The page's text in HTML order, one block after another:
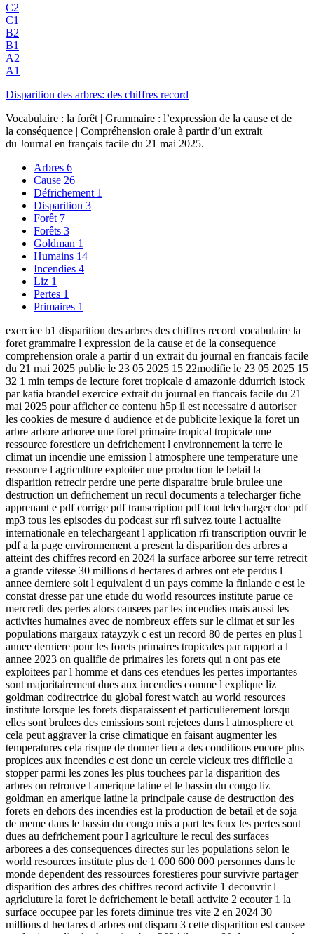
C2
C1
B2
B1
A2
A1
Disparition des arbres: des chiffres record
Vocabulaire : la forêt | Grammaire : l’expression de la cause et de
la conséquence | Compréhension orale à partir d’un extrait
du Journal en français facile du 21 mai 2025.
Arbres 6
Cause 26
Défrichement 1
Disparition 3
Forêt 7
Forêts 3
Goldman 1
Humains 14
Incendies 4
Liz 1
Pertes 1
Primaires 1
exercice b1 disparition des arbres des chiffres record vocabulaire la
foret grammaire l expression de la cause et de la consequence
comprehension orale a partir d un extrait du journal en francais facile
du 21 mai 2025 publie le 23 05 2025 15 22modifie le 23 05 2025 15
32 1 min temps de lecture foret tropicale d amazonie ddurrich istock
par katia brandel exercice extrait du journal en francais facile du 21
mai 2025 pour afficher ce contenu h5p il est necessaire d autoriser
les cookies de mesure d audience et de publicite lexique la foret un
arbre arbore arboree une foret primaire tropical tropicale une
ressource forestiere un defrichement l environnement la terre le
climat un incendie une emission l atmosphere une temperature une
ressource l agriculture exploiter une production le betail la
disparition retrecir perdre une perte disparaitre brule brulee une
destruction un defrichement un recul documents a telecharger fiche
apprenant e pdf corrige pdf transcription pdf tout telecharger doc pdf
mp3 tous les episodes du podcast sur rfi suivez toute l actualite
internationale en telechargeant l application rfi transcription ouvrir le
pdf a la page environnement a present la disparition des arbres a
atteint des chiffres record en 2024 la surface arboree sur terre retrecit
a grande vitesse 30 millions d hectares d arbres ont ete perdus l
annee derniere soit l equivalent d un pays comme la finlande c est le
constat dresse par une etude du world resources institute parue ce
mercredi des pertes alors causees par les incendies mais aussi les
activites humaines avec de nombreux effets sur le climat et sur les
populations margaux ratayzyk c est un record 80 de pertes en plus l
annee derniere pour les forets primaires tropicales par rapport a l
annee 2023 on qualifie de primaires les forets qui n ont pas ete
exploitees par l homme et dans ces etendues les pertes importantes
sont majoritairement dues aux incendies comme l explique liz
goldman codirectrice du global forest watch au world resources
institute lorsque les forets disparaissent et particulierement lorsqu
elles sont brulees des emissions sont rejetees dans l atmosphere et
cela peut aggraver la crise climatique en faisant augmenter les
temperatures cela risque de donner lieu a des conditions encore plus
propices aux incendies c est donc un cercle vicieux tres difficile a
stopper parmi les zones les plus touchees par la disparition des
arbres on retrouve l amerique latine et le bassin du congo liz
goldman en amerique latine la principale cause de destruction des
forets en dehors des incendies est la production de betail et de soja
de meme dans le bassin du congo mis a part les feux les pertes sont
dues au defrichement pour l agriculture le recul des surfaces
arborees a des consequences directes sur les populations selon le
world resources institute plus de 1 000 600 000 personnes dans le
monde dependent des ressources forestieres pour survivre partager
disparition des arbres des chiffres record activite 1 decouvrir l
agricluture la foret le defrichement le betail activite 2 ecouter 1 la
surface occupee par les forets diminue tres vite 2 en 2024 30
millions d hectares d arbres ont disparu 3 cette disparition est causee